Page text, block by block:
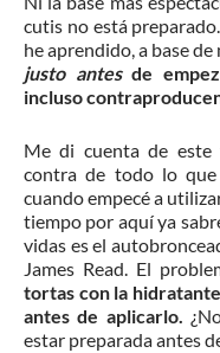
cutis no está
he aprendido, a base
justo antesde
incluso
Me di cuenta de este
contra de todo lo que
cuando empecé a
tiempo por aquí ya
vidas es el
James Read. El
tortas con la
antes de aplicarlo.
estar preparada antes